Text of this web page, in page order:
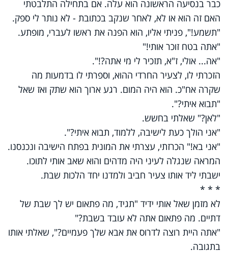
כבר בנסיעה הראשונה הוא עלה. אם בתחילה התלבטתי
האם זה הוא או לא, לאחר שנקב בכתובת - לא נותר לי ספק.
"תשמע!", פניתי אליו, הוא הפנה את ראשו לעברי, מופתע.
"אתה בטח זוכר אותי!"
"אה... אולי, ז"א, תזכיר לי מי אתה?!".
הזכרתי לו, לצעיר החרדי ההוא, וספרתי לו בדמעות מה
שקרה אח"כ. הוא היה המום. רגע ארוך הוא שתק ואז שאל
"תבוא איתי?".
"לאן?" שאלתי בחשש.
"אני הולך כעת לישיבה, ללמוד, תבוא איתי?".
"אני בא!" הכרזתי, עצרתי את המונית בפתח הישיבה ונכנסנו.
המראה שנגלה לעיני היה מדהים והוא שאב אותי לתוכו.
ישבתי ליד אותו צעיר חביב ולמדנו יחד הלכות שבת.
* * *
לא מזמן שאל אותי ידיד "תגיד, מה פתאום יש לך שבת של
דתיים. מה פתאום אתה לא עובד בשבת?"
"אתה היית רוצה לדרוס את אבא שלך פעמיים?", שאלתי אותו
בתגובה.